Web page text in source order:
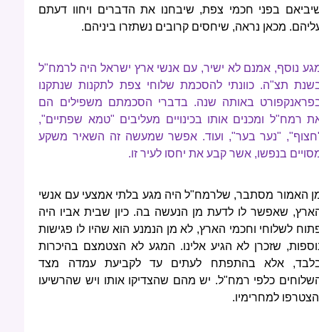
בפני חכמי צפת, שיבחנו את הדברים ויחוו דעתם
מכאן נראה, שיחסים קרובים נשתזרו ביניהם.
נוסף, אמנם לא ישיר, עם אנשי ארץ ישראל היה לרמח"ל
תצ"ה. כוונתי להסכמת שלוחי צפת לתקנות שנתקנו
באותה שנה. בדברי הסכמתם משפילים הם
רמח"ל ומכנים אותו בכינויים מעליבים "טמא שפתיים",
"נער בער", ועוד. אפשר שמעשה זה השאיר משקע
בנפשו, אשר קבע את יחסו לעיר זו.
האמור מסתבר, שלרמח"ל היה מגע בלתי אמצעי עם אנשי
שאפשר לו לדעת מן הנעשה בה. כיון שבית אביו היה
לשלוחי וחכמי הארץ, לא מן הנמנע הוא שהיו לו פגישות
שזכרן לא הגיע אלינו. המגע לא הצטמצם בהיכרות
אלא בהתפתח לעתים עד לקביעת עמדה מצד
כלפי רמח"ל. יש מהם שהצדיקו אותו ויש שהרשיעו
למחרימיו.